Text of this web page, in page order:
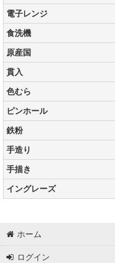
電子レンジ
食洗機
原産国
貫入
色むら
ピンホール
鉄粉
手造り
手描き
イングレーズ
ホーム
ログイン